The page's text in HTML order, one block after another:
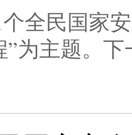
全民国家
”为主题。
”为抓手，